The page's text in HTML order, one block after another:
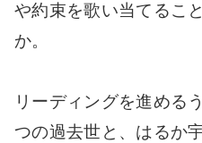
や約束を歌い当てるこ
か。
リーディングを進める
つの過去世と、はるか